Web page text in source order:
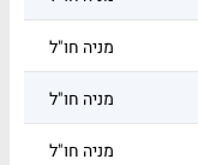
מניה חו"ל
מניה חו"ל
מניה חו"ל